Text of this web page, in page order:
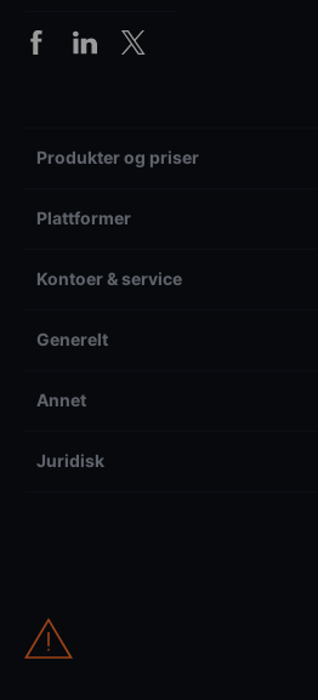
Produkter og priser
Plattformer
Kontoer & service
Generelt
Annet
Juridisk